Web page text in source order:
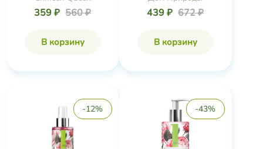
359 ₽ 560 ₽
В корзину
439 ₽ 672 ₽
В корзину
-12% -43%